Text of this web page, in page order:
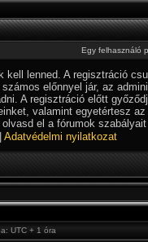
Egy felhasználó
kell lenned. A regisztráció
előnnyel jár, az
A regisztráció előtt
valamint egyetértesz az
el a fórumok
Adatvédelmi nyilatkozat
UTC + 1 óra